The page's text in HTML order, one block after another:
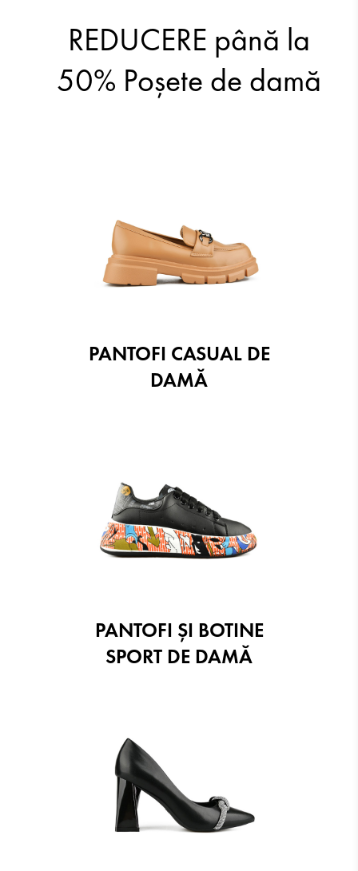
80.88 RON
REDUCERE până la
50% Poşete de damă
PANTOFI CASUAL DE
DAMĂ
PANTOFI ŞI BOTINE
SPORT DE DAMĂ